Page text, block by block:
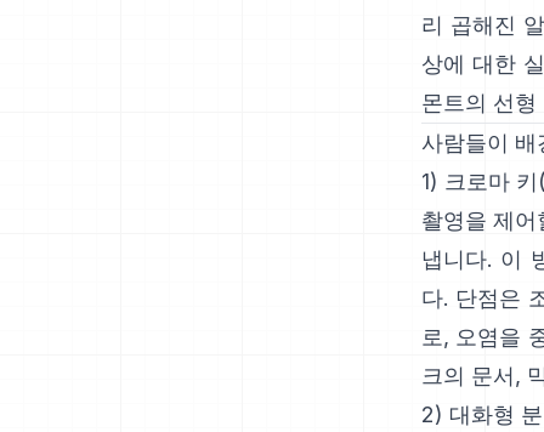
리 곱해진
상에 대한
몬트의 선형
사람들이
1) 크로마
촬영을 제
냅니다. 이
다. 단점은
로, 오염을
크의 문서,
2) 대화형